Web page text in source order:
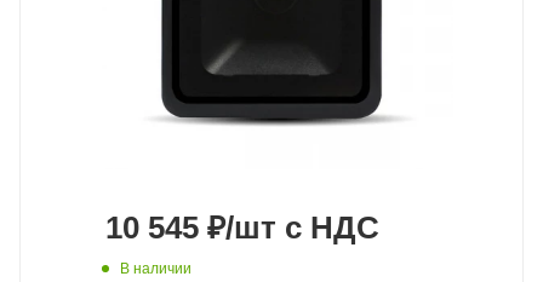
10 545 ₽/шт с НДС
В наличии